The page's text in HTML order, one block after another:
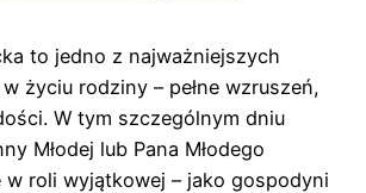
to jedno z najważniejszych
życiu rodziny – pełne wzruszeń,
W tym szczególnym dniu
Młodej lub Pana Młodego
w roli wyjątkowej – jako gospodyni